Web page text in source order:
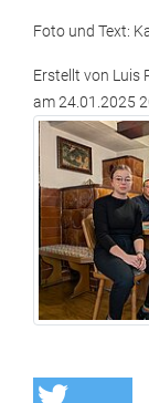
Foto und Text:
Erstellt von Luis
am24.01.2025